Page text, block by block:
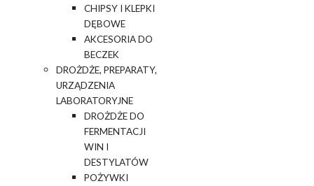
CHIPSY I KLEPKI
DĘBOWE
AKCESORIA DO
BECZEK
DROŻDŻE, PREPARATY,
URZĄDZENIA
LABORATORYJNE
DROŻDŻE DO
FERMENTACJI
WIN I
DESTYLATÓW
POŻYWKI